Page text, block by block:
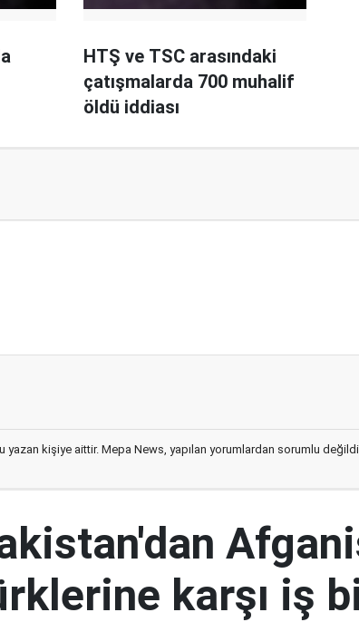
HTŞ ve TSC arasındaki
çatışmalarda 700 muhalif
öldü iddiası
yazan kişiye aittir. Mepa News, yapılan yorumlardan sorumlu
karşı iş